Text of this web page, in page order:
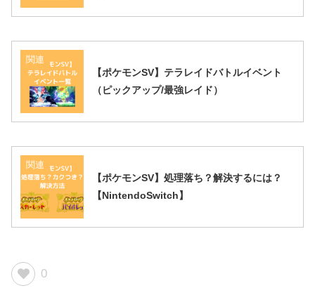
関連
【ポケモンSV】テラレイドバトルイベント
（ピックアップ/最強レイド）
関連
【ポケモンSV】処理落ち？解決するには？
【NintendoSwitch】
0